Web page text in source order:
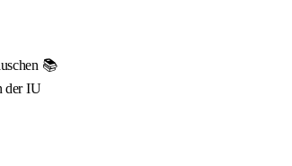
📚
der IU